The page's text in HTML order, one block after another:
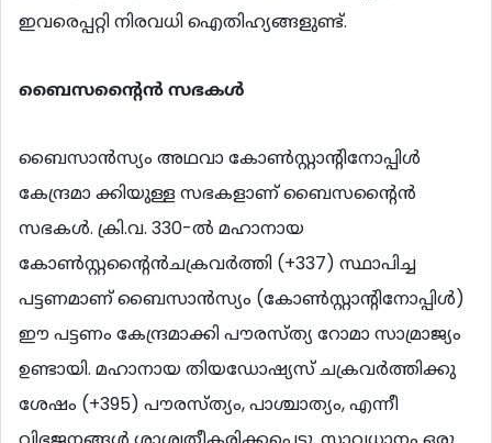
ഇവരെപ്പറ്റി നിരവധി ഐതിഹ്യങ്ങളുണ്ട്.
ബൈസന്‍റൈന്‍സഭകള്‍
ബൈസാന്‍സ്യം അഥവാ കോണ്‍സ്റ്റാന്‍റിനോപ്പിള്‍
കേന്ദ്രമാ ക്കിയുള്ള സഭകളാണ് ബൈസന്‍റൈന്‍
സഭകള്‍. ക്രി.വ. 330-ല്‍ മഹാനായ
കോണ്‍സ്റ്റന്‍റൈന്‍ചക്രവര്‍ത്തി (+337) സ്ഥാപിച്ച
പട്ടണമാണ് ബൈസാന്‍സ്യം (കോണ്‍സ്റ്റാന്‍റിനോപ്പിള്‍)
ഈ പട്ടണം കേന്ദ്രമാക്കി പൗരസ്ത്യ റോമാ സാമ്രാജ്യം
ഉണ്ടായി. മഹാനായ തിയഡോഷ്യസ് ചക്രവര്‍ത്തിക്കു
ശേഷം (+395) പൗരസ്ത്യം, പാശ്ചാത്യം, എന്നീ